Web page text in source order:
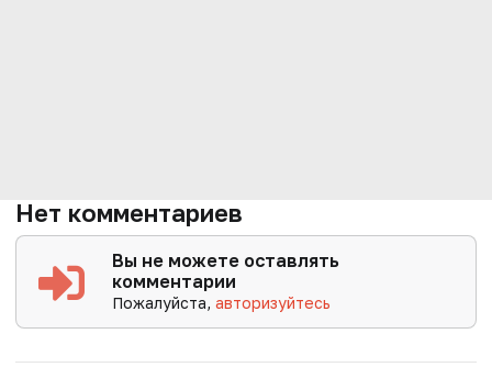
Нет комментариев
Вы не можете оставлять
комментарии
Пожалуйста,авторизуйтесь